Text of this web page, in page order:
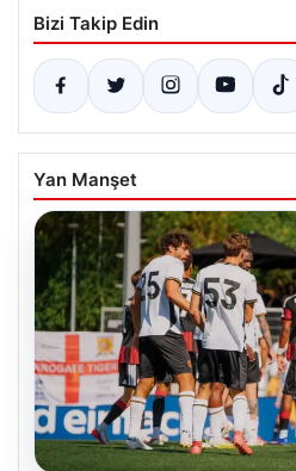
Bizi Takip Edin
Yan Manşet